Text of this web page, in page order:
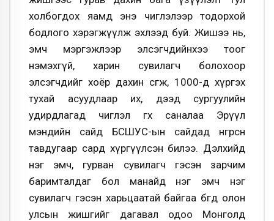
холбогдох яамд энэ чиглэлээр тодорхой
бодлого хэрэгжүүлж эхлээд буй. Жишээ нь,
эмч мэргэжлээр элсэгчдийнхээ тоог
нэмэхгүй, харин сувилагч болохоор
элсэгчдийг хоёр дахин өсгөж, 1000-д хүргэх
тухай асуудлаар их, дээд сургуулийн
удирдлагад чиглэл өгөх саналаа Эрүүл
мэндийн сайд БСШУС-ын сайдад өнгөрсөн
тавдугаар сард хүргүүлсэн билээ. Дэлхийд
нэг эмч, гурван сувилагч гэсэн зарчим
баримталдаг бол манайд нэг эмч нэг
сувилагч гэсэн харьцаатай байгаа бөгөөд олон
улсын жишгийг дагавал одоо Монголд